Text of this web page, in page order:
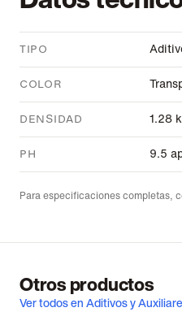
TIPO
COLOR
DENSIDAD 1.28
PH 9.5
Para especificaciones completas,
Otros productos
Ver todos en Aditivos y